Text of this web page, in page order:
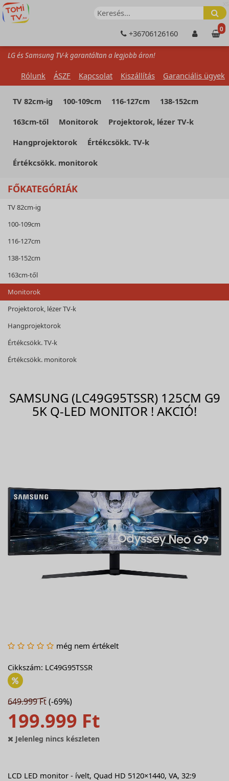
+36706126160 0
LG és Samsung TV-k garantáltan a legjobb áron!
Rólunk ÁSZF Kapcsolat Kiszállítás Garanciális ügyek
TV 82cm-ig 100-109cm 116-127cm
138-152cm
163cm-től
Monitorok
Projektorok, lézer TV-k
Hangprojektorok
Értékcsökk. TV-k
Értékcsökk. monitorok
FŐKATEGÓRIÁK
TV 82cm-ig
100-109cm
116-127cm
138-152cm
163cm-től
Monitorok
Projektorok, lézer TV-k
Hangprojektorok
Értékcsökk. TV-k
Értékcsökk. monitorok
SAMSUNG (LC49G95TSSR) 125CM G9
5K Q-LED MONITOR ! AKCIÓ!
még nem értékelt
Cikkszám: LC49G95TSSR
649.999 Ft(-69%)
199.999 Ft
Jelenleg nincs készleten
LCD LED monitor - ívelt, Quad HD 5120×1440, VA, 32:9